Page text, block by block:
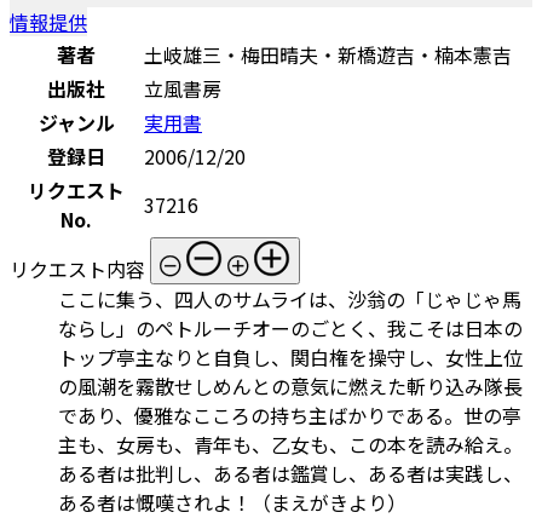
情報提供
著者
土岐雄三・梅田晴夫・新橋遊吉・楠本憲吉
出版社
立風書房
ジャンル
実用書
登録日
2006/12/20
リクエスト
No.
37216
リクエスト内容
ここに集う、四人のサムライは、沙翁の「じゃじゃ馬
ならし」のペトルーチオーのごとく、我こそは日本の
トップ亭主なりと自負し、関白権を操守し、女性上位
の風潮を霧散せしめんとの意気に燃えた斬り込み隊長
であり、優雅なこころの持ち主ばかりである。世の亭
主も、女房も、青年も、乙女も、この本を読み給え。
ある者は批判し、ある者は鑑賞し、ある者は実践し、
ある者は慨嘆されよ！（まえがきより）